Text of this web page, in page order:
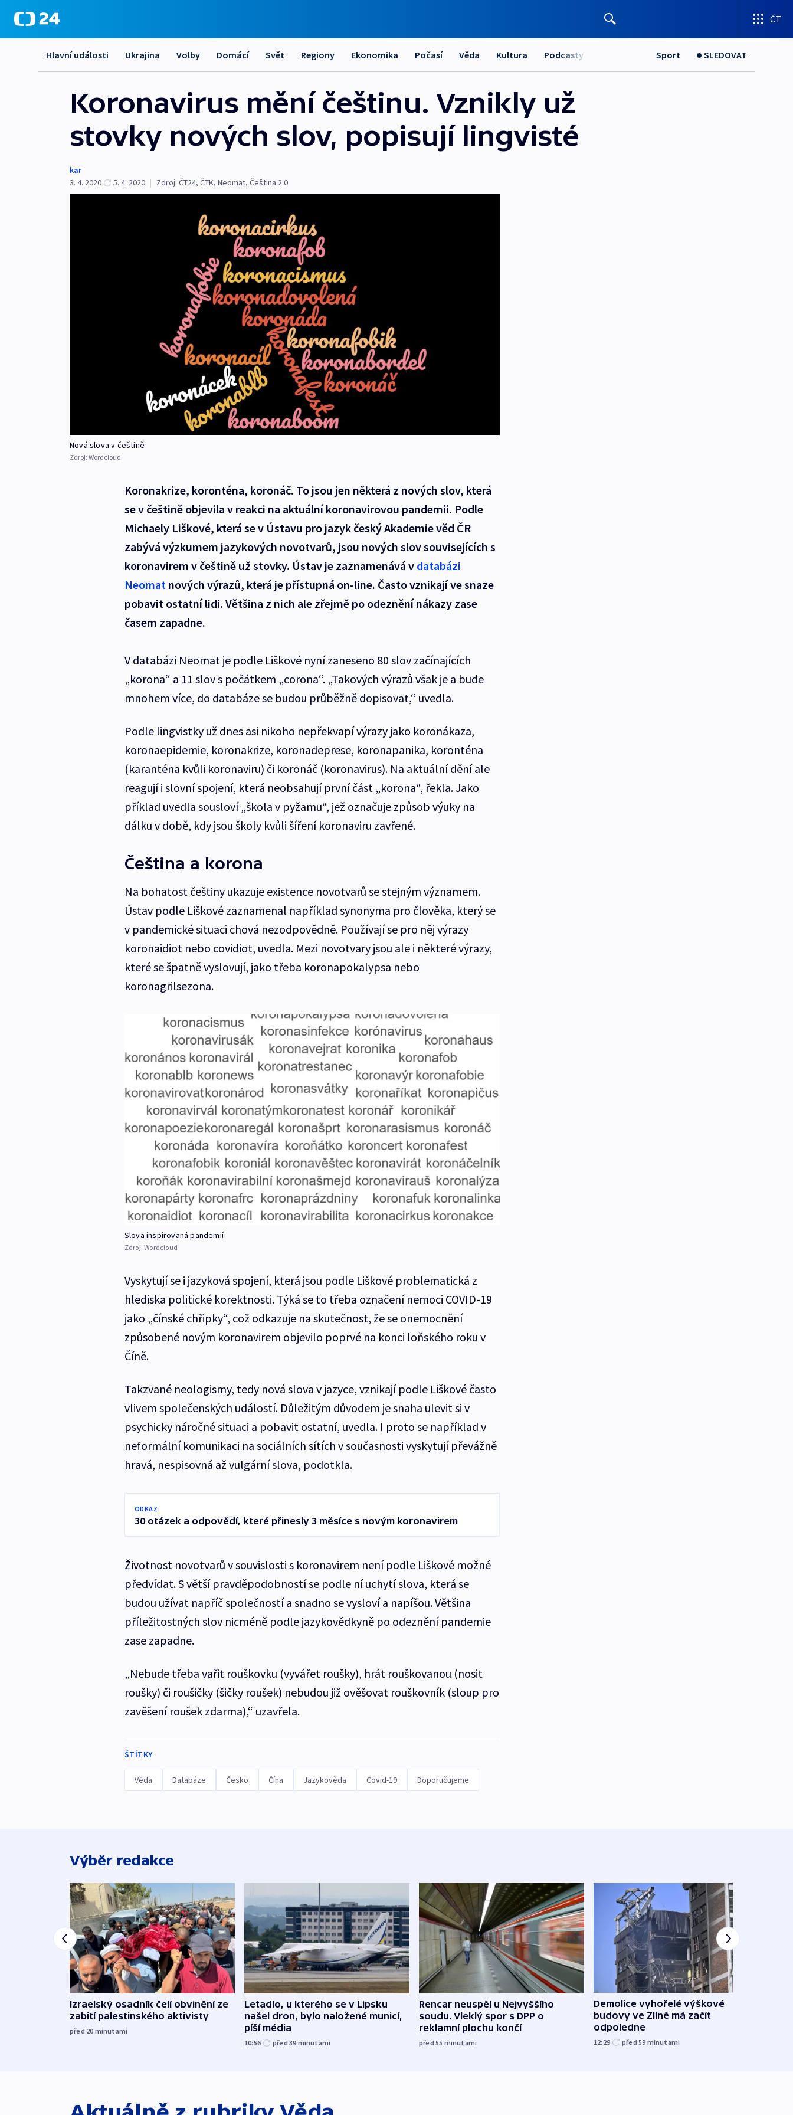
ČT
Hlavní události Ukrajina Volby Domácí Svět Regiony Ekonomika Počasí Věda Kultura Podcasty Sport SLEDOVAT
Koronavirus mění češtinu. Vznikly už
stovky nových slov, popisují lingvisté
kar
3. 4. 2020
5. 4. 2020 | Zdroj: ČT24, ČTK, Neomat, Čeština 2.0
Nová slova v češtině
Zdroj: Wordcloud
Koronakrize, koronténa, koronáč. To jsou jen některá z nových slov, která
se v češtině objevila v reakci na aktuální koronavirovou pandemii. Podle
Michaely Liškové, která se v Ústavu pro jazyk český Akademie věd ČR
zabývá výzkumem jazykových novotvarů, jsou nových slov souvisejících s
koronavirem v češtině už stovky. Ústav je zaznamenává v databázi
Neomatnových výrazů, která je přístupná on-line. Často vznikají ve snaze
pobavit ostatní lidi. Většina z nich ale zřejmě po odeznění nákazy zase
časem zapadne.
V databázi Neomat je podle Liškové nyní zaneseno 80 slov začínajících
„korona“ a 11 slov s počátkem „corona“. „Takových výrazů však je a bude
mnohem více, do databáze se budou průběžně dopisovat,“ uvedla.
Podle lingvistky už dnes asi nikoho nepřekvapí výrazy jako koronákaza,
koronaepidemie, koronakrize, koronadeprese, koronapanika, koronténa
(karanténa kvůli koronaviru) či koronáč (koronavirus). Na aktuální dění ale
reagují i slovní spojení, která neobsahují první část „korona“, řekla. Jako
příklad uvedla sousloví „škola v pyžamu“, jež označuje způsob výuky na
dálku v době, kdy jsou školy kvůli šíření koronaviru zavřené.
Čeština a korona
Na bohatost češtiny ukazuje existence novotvarů se stejným významem.
Ústav podle Liškové zaznamenal například synonyma pro člověka, který se
v pandemické situaci chová nezodpovědně. Používají se pro něj výrazy
koronaidiot nebo covidiot, uvedla. Mezi novotvary jsou ale i některé výrazy,
které se špatně vyslovují, jako třeba koronapokalypsa nebo
koronagrilsezona.
Slova inspirovaná pandemií
Zdroj:Wordcloud
Vyskytují se i jazyková spojení, která jsou podle Liškové problematická z
hlediska politické korektnosti. Týká se to třeba označení nemoci COVID-19
jako „čínské chřipky“, což odkazuje na skutečnost, že se onemocnění
způsobené novým koronavirem objevilo poprvé na konci loňského roku v
Číně.
Takzvané neologismy, tedy nová slova v jazyce, vznikají podle Liškové často
vlivem společenských událostí. Důležitým důvodem je snaha ulevit si v
psychicky náročné situaci a pobavit ostatní, uvedla. I proto se například v
neformální komunikaci na sociálních sítích v současnosti vyskytují převážně
hravá, nespisovná až vulgární slova, podotkla.
ODKAZ
30 otázek a odpovědí, které přinesly 3 měsíce s novým koronavirem
Životnost novotvarů v souvislosti s koronavirem není podle Liškové možné
předvídat. S větší pravděpodobností se podle ní uchytí slova, která se
budou užívat napříč společností a snadno se vysloví a napíšou. Většina
příležitostných slov nicméně podle jazykovědkyně po odeznění pandemie
zase zapadne.
„Nebude třeba vařit rouškovku (vyvářet roušky), hrát rouškovanou (nosit
roušky) či roušičky (šičky roušek) nebudou již ověšovat rouškovník (sloup pro
zavěšení roušek zdarma),“ uzavřela.
ŠTÍTKY
Věda Databáze Česko Čína Jazykověda Covid-19 Doporučujeme
Výběr redakce
Izraelský osadník čelí obvinění ze
zabití palestinského aktivisty
před 20 minutami
Letadlo, u kterého se v Lipsku
našel dron, bylo naložené municí,
píší média
10:56 před 39 minutami
Rencar neuspěl u Nejvyššího
soudu. Vleklý spor s DPP o
reklamní plochu končí
před 55 minutami
Demolice vyhořelé výškové
budovy ve Zlíně má začít
odpoledne
12:29 před 59 minutami